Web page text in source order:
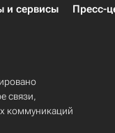
и сервисы Пресс-
связи,
коммуникаций